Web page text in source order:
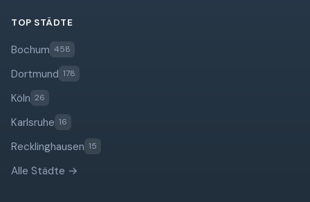
TOP STÄDTE
Bochum 458
Dortmund 178
Köln 26
Karlsruhe 16
Recklinghausen 15
Alle Städte →